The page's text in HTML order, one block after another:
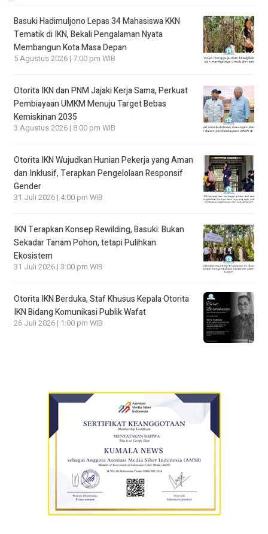
Basuki Hadimuljono Lepas 34 Mahasiswa KKN
Tematik di IKN, Bekali Pengalaman Nyata
Membangun Kota Masa Depan
5 Agustus 2026 | 7:00 pm WIB
Otorita IKN dan PNM Jajaki Kerja Sama, Perkuat
Pembiayaan UMKM Menuju Target Bebas
Kemiskinan 2035
3 Agustus 2026 | 8:00 pm WIB
Otorita IKN Wujudkan Hunian Pekerja yang Aman
dan Inklusif, Terapkan Pengelolaan Responsif
Gender
31 Juli 2026 | 4:00 pm WIB
IKN Terapkan Konsep Rewilding, Basuki: Bukan
Sekadar Tanam Pohon, tetapi Pulihkan
Ekosistem
31 Juli 2026 | 3:00 pm WIB
Otorita IKN Berduka, Staf Khusus Kepala Otorita
IKN Bidang Komunikasi Publik Wafat
26 Juli 2026 | 1:00 pm WIB